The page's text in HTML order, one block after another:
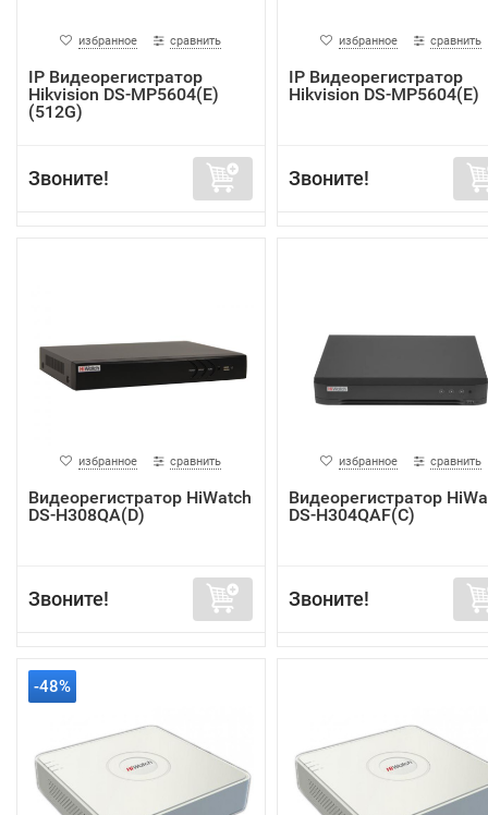
избранное сравнить
IP Видеорегистратор
Hikvision DS-MP5604(E)
(512G)
Звоните!
избранное сравнить
IP Видеорегистратор
Hikvision DS-MP5604(E)
Звоните!
избранное сравнить
Видеорегистратор HiWatch
DS-H308QA(D)
Звоните!
избранное сравнить
Видеорегистратор
DS-H304QAF(C)
Звоните!
-48%